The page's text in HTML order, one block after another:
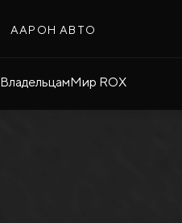
ААРОН АВТО
ВладельцамМир ROX